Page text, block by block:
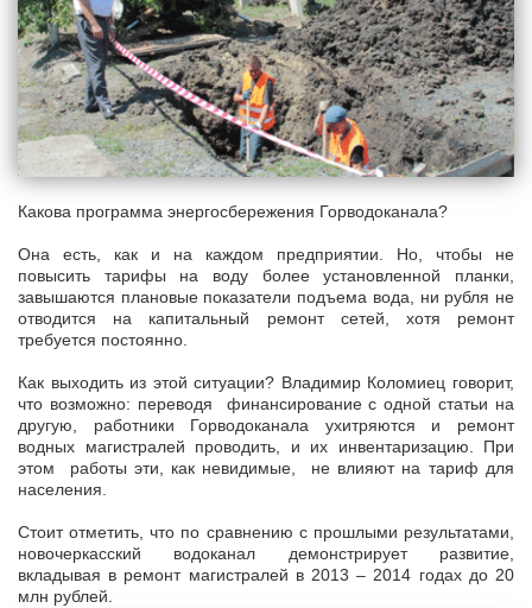
Какова программа энергосбережения Горводоканала?
Она есть, как и на каждом предприятии. Но, чтобы не
повысить тарифы на воду более установленной планки,
завышаются плановые показатели подъема вода, ни рубля не
отводится на капитальный ремонт сетей, хотя ремонт
требуется постоянно.
Как выходить из этой ситуации? Владимир Коломиец говорит,
что возможно: переводя финансирование с одной статьи на
другую, работники Горводоканала ухитряются и ремонт
водных магистралей проводить, и их инвентаризацию. При
этом работы эти, как невидимые, не влияют на тариф для
населения.
Стоит отметить, что по сравнению с прошлыми результатами,
новочеркасский водоканал демонстрирует развитие,
вкладывая в ремонт магистралей в 2013 – 2014 годах до 20
млн рублей.